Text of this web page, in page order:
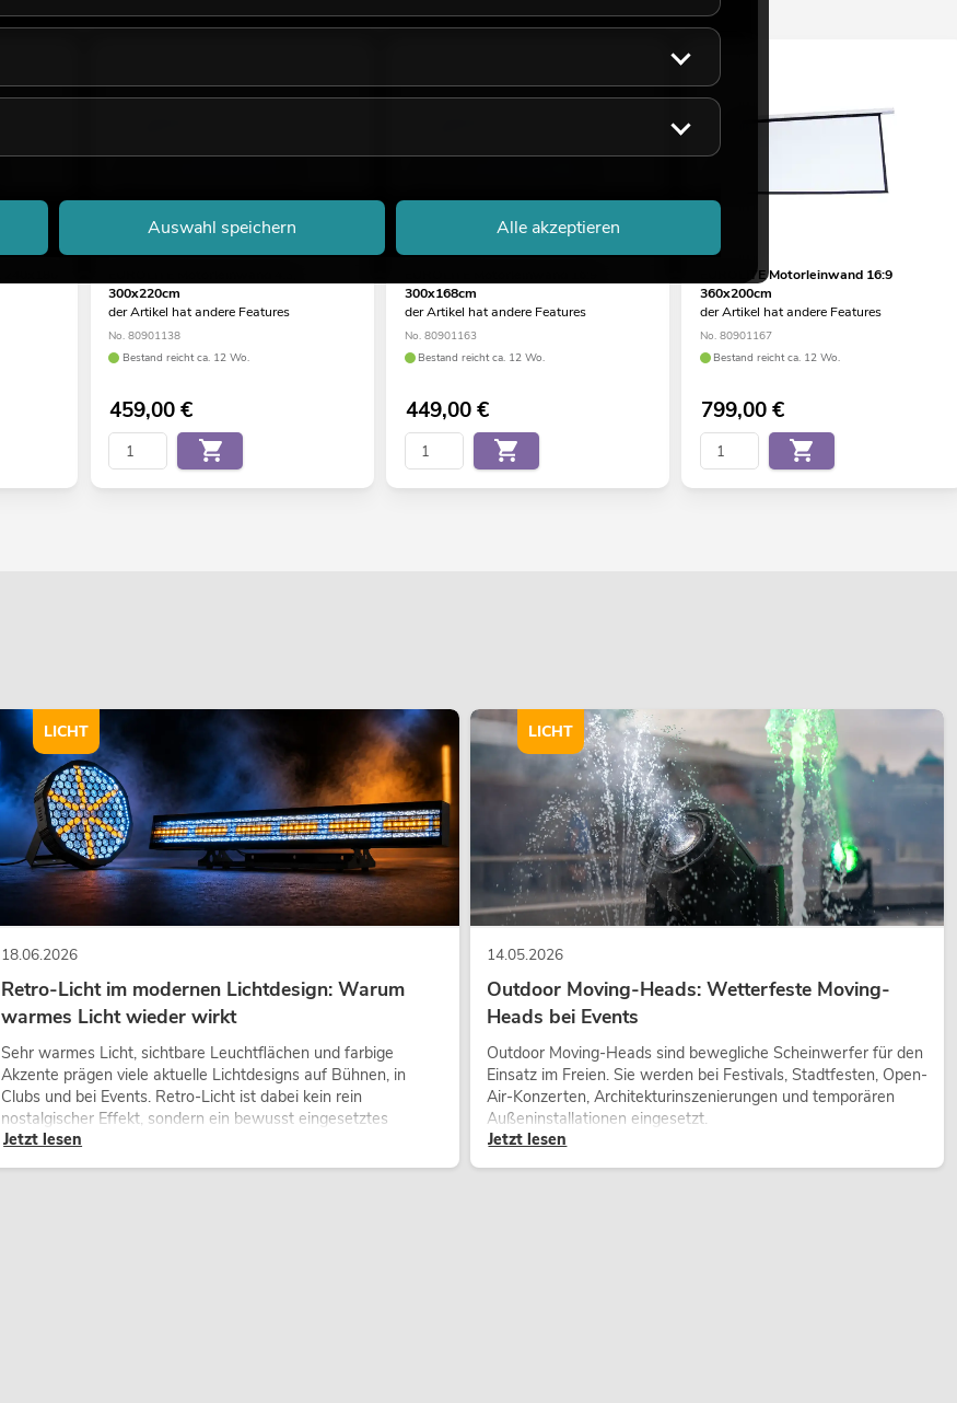
300x220cm
der Artikel hat andere Features
No. 80901138
Bestand reicht ca. 12 Wo.
459,00€
300x168cm
der Artikel hat andere Features
No. 80901163
Bestand reicht ca. 12 Wo.
449,00€
EUROLITE Motorleinwand 16:9
360x200cm
der Artikel hat andere Features
No. 80901167
Bestand reicht ca. 12 Wo.
799,00€
18.06.2026
Retro-Licht im modernen Lichtdesign: Warum
warmes Licht wieder wirkt
Sehr warmes Licht, sichtbare Leuchtflächen und farbige
Akzente prägen viele aktuelle Lichtdesigns auf Bühnen, in
Clubs und bei Events. Retro-Licht ist dabei kein rein
nostalgischer Effekt, sondern ein bewusst eingesetztes
Gestaltungsmittel: Es schafft Atmosphäre, gibt Szenen
Charakter und kann technische LED-Setups emotionaler
Jetzt lesen
LICHT
14.05.2026
Outdoor Moving-Heads: Wetterfeste Moving-
Heads bei Events
Outdoor Moving-Heads sind bewegliche Scheinwerfer für den
Einsatz im Freien. Sie werden bei Festivals, Stadtfesten, Open-
Air-Konzerten, Architekturinszenierungen und temporären
Außeninstallationen eingesetzt.
Jetzt lesen
LICHT
Auswahl speichern Alle akzeptieren